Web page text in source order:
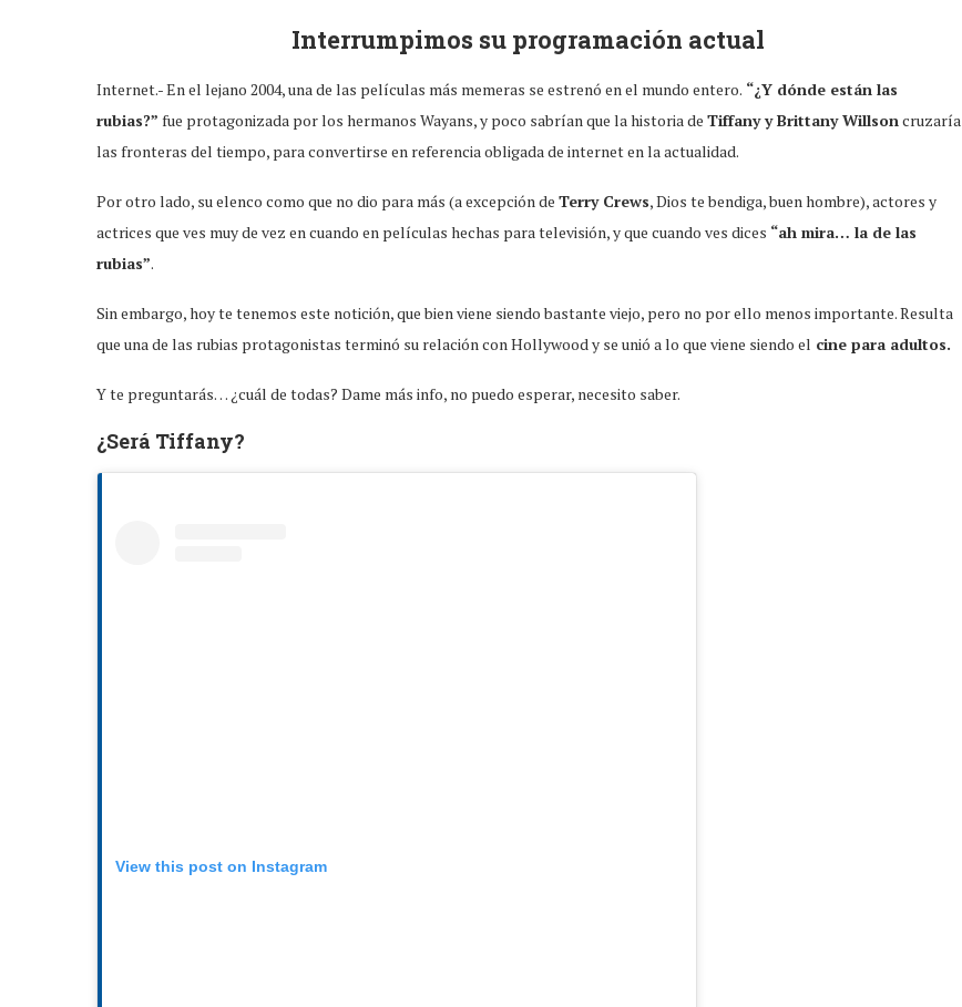
Interrumpimos su programación actual
Internet.- En el lejano 2004, una de las películas más memeras se estrenó en el mundo entero. “¿Y dónde están las
rubias?” fue protagonizada por los hermanos Wayans, y poco sabrían que la historia de Tiffany y Brittany Willsoncruzaría
las fronteras del tiempo, para convertirse en referencia obligada de internet en la actualidad.
Por otro lado, su elenco como que no dio para más (a excepción de Terry Crews, Dios te bendiga, buen hombre), actores y
actrices que ves muy de vez en cuando en películas hechas para televisión, y que cuando ves dices “ah mira… la de las
rubias”.
Sin embargo, hoy te tenemos este notición, que bien viene siendo bastante viejo, pero no por ello menos importante. Resulta
que una de las rubias protagonistas terminó su relación con Hollywood y se unió a lo que viene siendo el cine para adultos.
Y te preguntarás… ¿cuál de todas? Dame más info, no puedo esperar, necesito saber.
¿Será Tiffany?
View this post on Instagram